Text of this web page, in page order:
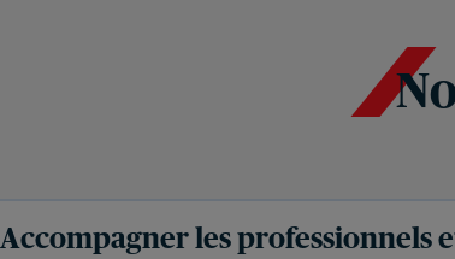
Accompagner les professionnels